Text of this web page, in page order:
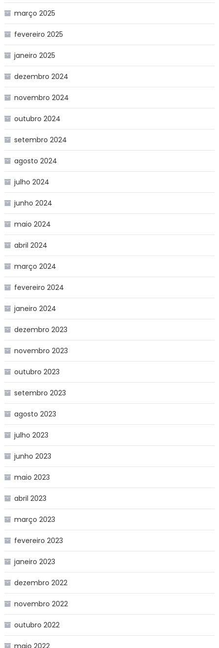
março 2025
fevereiro 2025
janeiro 2025
dezembro 2024
novembro 2024
outubro 2024
setembro 2024
agosto 2024
julho 2024
junho 2024
maio 2024
abril 2024
março 2024
fevereiro 2024
janeiro 2024
dezembro 2023
novembro 2023
outubro 2023
setembro 2023
agosto 2023
julho 2023
junho 2023
maio 2023
abril 2023
março 2023
fevereiro 2023
janeiro 2023
dezembro 2022
novembro 2022
outubro 2022
maio 2022